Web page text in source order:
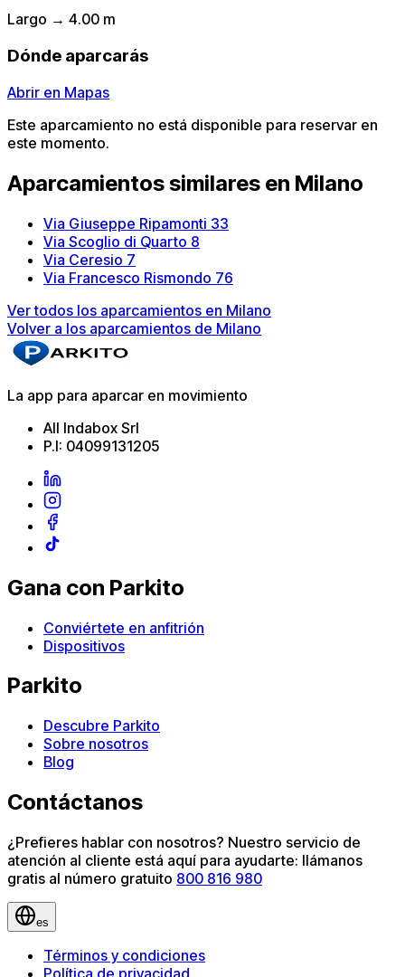
Largo → 4.00 m
Dónde aparcarás
Abrir en Mapas
Este aparcamiento no está disponible para reservar en
este momento.
Aparcamientos similares en Milano
Via Giuseppe Ripamonti 33
Via Scoglio di Quarto 8
Via Ceresio 7
Via Francesco Rismondo 76
Ver todos los aparcamientos en Milano
Volver a los aparcamientos de Milano
La app para aparcar en movimiento
All Indabox Srl
P.I: 04099131205
Gana con Parkito
Conviértete en anfitrión
Dispositivos
Parkito
Descubre Parkito
Sobre nosotros
Blog
Contáctanos
¿Prefieres hablar con nosotros? Nuestro servicio de
atención al cliente está aquí para ayudarte: llámanos
gratis al número gratuito 800 816 980
es
Términos y condiciones